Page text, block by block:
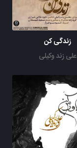
زندگی کن
علی زند وکیلی